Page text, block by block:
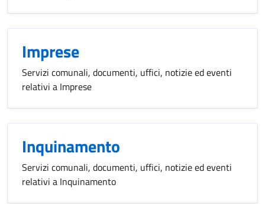
Imprese
Servizi comunali, documenti, uffici, notizie ed eventi
relativi a Imprese
Inquinamento
Servizi comunali, documenti, uffici, notizie ed eventi
relativi a Inquinamento